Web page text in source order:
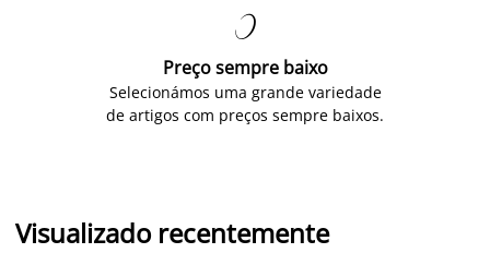

Preço sempre baixo
Selecionámos uma grande variedade
de artigos com preços sempre baixos.
Visualizado recentemente